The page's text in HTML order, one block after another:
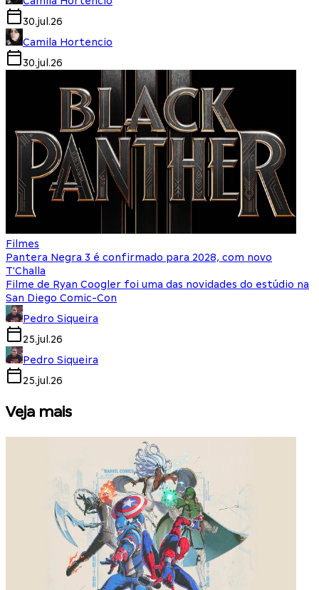
30.jul.26
Camila Hortencio
30.jul.26
Filmes
Pantera Negra 3 é confirmado para 2028, com novo
T'Challa
Filme de Ryan Coogler foi uma das novidades do estúdio na
San Diego Comic-Con
Pedro Siqueira
25.jul.26
Pedro Siqueira
25.jul.26
Veja mais